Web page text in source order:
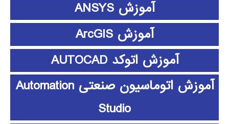
آموزش ANSYS
آموزش ArcGIS
آموزش اتوکد AUTOCAD
آموزش اتوماسیون صنعتی Automation
Studio